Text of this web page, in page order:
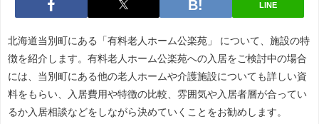
LINE
北海道当別町にある「有料老人ホーム公楽苑」 について、施設の特
徴を紹介します。有料老人ホーム公楽苑への入居をご検討中の場合
には、当別町にある他の老人ホームや介護施設についても詳しい資
料をもらい、入居費用や特徴の比較、雰囲気や入居者層が合ってい
るか入居相談などをしながら決めていくことをお勧めします。